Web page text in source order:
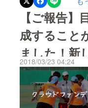
ます。 ぜひご覧
ソフトテニス界の
人インタビュー：
アナショナルチー
の荻原雅斗さん「
ニスを広めたい！
村長さんに協力を
ながら、農村にあ
ソフトテニス部を
動をカンボジア全
ています。 もとも
ジアには存在しな
本発祥のソフトテ
【ご報告】
成すること
ました！新
標に向けて
ます！
2018/03/23 04:24